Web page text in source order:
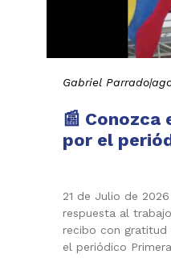
Gabriel Parrado|
📰
por el
21 de Julio de
respuesta al
recibo con
el periódico